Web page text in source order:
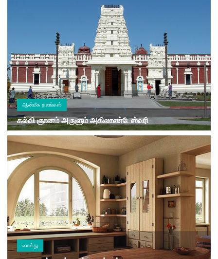
ஆன்மீக தலங்கள்
கல்வி ஞானம் அருளும் அகிலாண்டேஸ்வரி
வாஸ்து